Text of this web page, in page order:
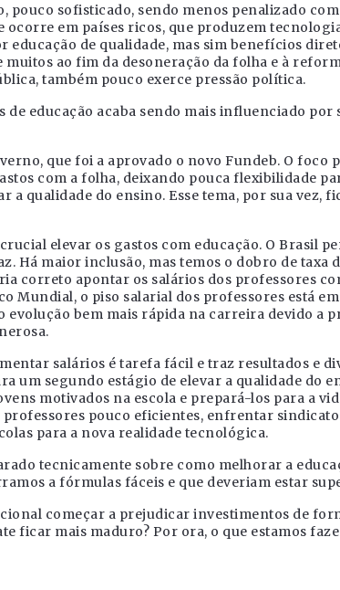
pouco sofisticado, sendo menos penalizado
em países ricos, que produzem
educação de qualidade, mas sim benefícios
ao fim da desoneração da folha e à
também pouco exerce pressão política.
de educação acaba sendo mais influenciado por
que foi a aprovado o novo Fundeb. O foco
com a folha, deixando pouca flexibilidade
qualidade do ensino. Esse tema, por sua vez,
elevar os gastos com educação. O Brasil
Há maior inclusão, mas temos o dobro de taxa
correto apontar os salários dos professores
Mundial, o piso salarial dos professores está
evolução bem mais rápida na carreira devido a
salários é tarefa fácil e traz resultados e
um segundo estágio de elevar a qualidade do
motivados na escola e prepará-los para a
professores pouco eficientes, enfrentar
para a nova realidade tecnológica.
tecnicamente sobre como melhorar a
a fórmulas fáceis e que deveriam estar
começar a prejudicar investimentos de
ficar mais maduro? Por ora, o que estamos